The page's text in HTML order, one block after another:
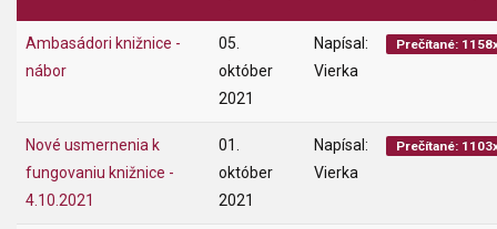
Ambasádori knižnice -
nábor
05.
október
2021
Napísal:
Vierka
Prečítané:
Nové usmernenia k
fungovaniu knižnice -
4.10.2021
01.
október
2021
Napísal:
Vierka
Prečítané: